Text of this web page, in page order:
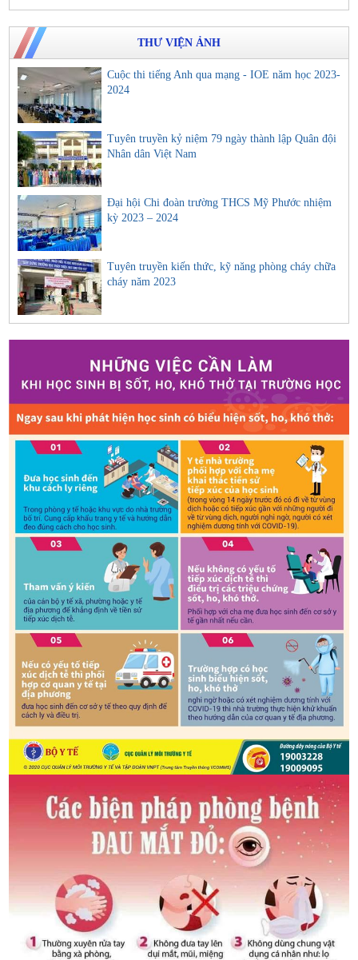
THƯ VIỆN ẢNH
Cuộc thi tiếng Anh qua mạng - IOE năm học 2023-
2024
Tuyên truyền kỷ niệm 79 ngày thành lập Quân đội
Nhân dân Việt Nam
Đại hội Chi đoàn trường THCS Mỹ Phước nhiệm
kỳ 2023 – 2024
Tuyên truyền kiến thức, kỹ năng phòng cháy chữa
cháy năm 2023